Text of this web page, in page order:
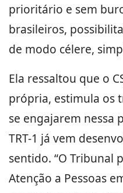
prioritário e sem
brasileiros,
de modo célere,
Ela ressaltou que o
própria, estimula os
se engajarem nessa
TRT-1 já vem
sentido. “O Tribunal
Atenção a Pessoas